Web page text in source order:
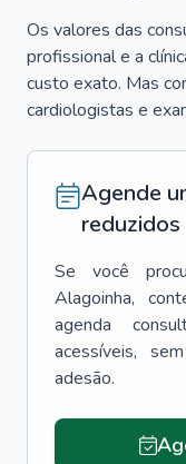
Os valores das
profissional e a
custo exato. Mas
cardiologistas e
Agende
reduzidos
Se você
Alagoinha,
agenda
acessíveis,
adesão.